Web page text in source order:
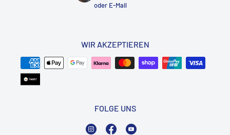
oder E-Mail
WIR AKZEPTIEREN
FOLGE UNS
InstagramFacebook